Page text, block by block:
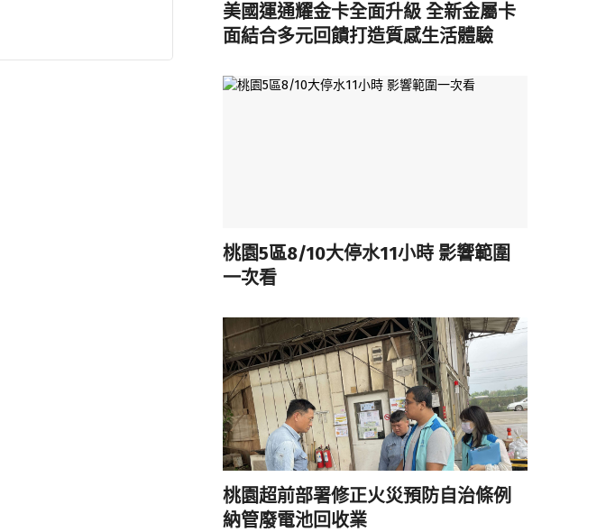
美國運通耀金卡全面升級 全新金屬卡
面結合多元回饋打造質感生活體驗
桃園5區8/10大停水11小時 影響範圍
一次看
桃園超前部署修正火災預防自治條例
納管廢電池回收業